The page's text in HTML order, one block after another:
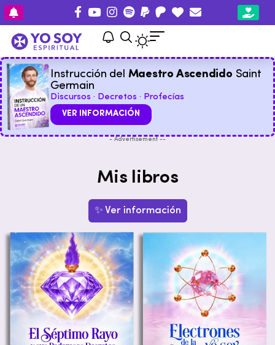
Instrucción del Maestro Ascendido Saint
Germain
Discursos · Decretos · Profecías
VER INFORMACIÓN
- Advertisement --
Mis libros
✨ Ver información